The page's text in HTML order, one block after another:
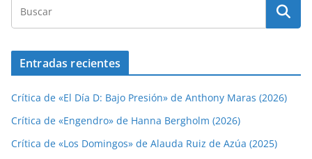
Entradas recientes
Crítica de «El Día D: Bajo Presión» de Anthony Maras (2026)
Crítica de «Engendro» de Hanna Bergholm (2026)
Crítica de «Los Domingos» de Alauda Ruiz de Azúa (2025)